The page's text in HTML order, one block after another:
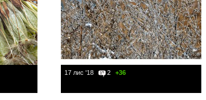
17 лис '18 2 +36